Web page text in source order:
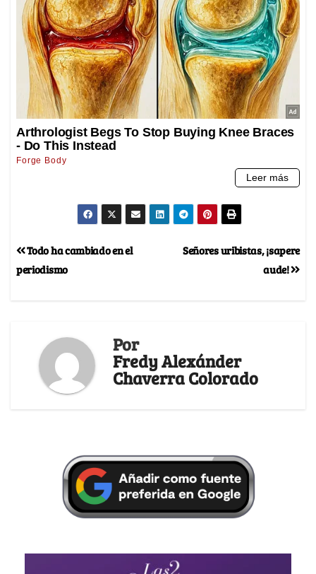
Señores uribistas, ¡sapere
aude!
Todo ha cambiado en el
periodismo
Por
Fredy Alexánder
Chaverra Colorado